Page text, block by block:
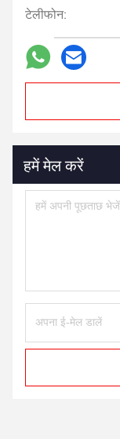
टेलीफोन:
हमें मेल करें